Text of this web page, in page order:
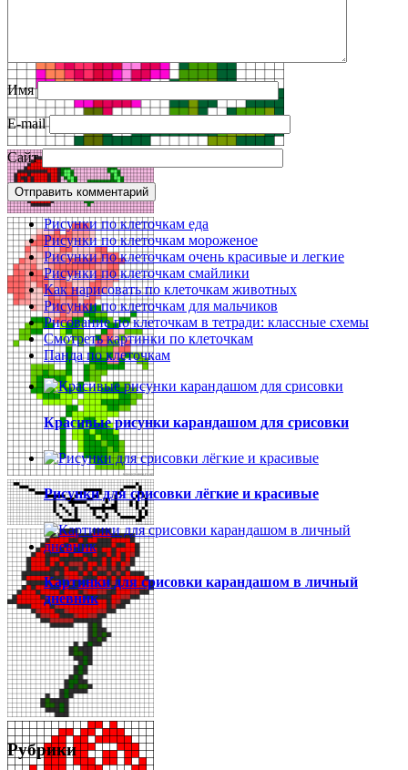
Имя
E-mail
Сайт
Рисунки по клеточкам еда
Рисунки по клеточкам мороженое
Рисунки по клеточкам очень красивые и легкие
Рисунки по клеточкам смайлики
Как нарисовать по клеточкам животных
Рисунки по клеточкам для мальчиков
Рисование по клеточкам в тетради: классные схемы
Смотреть картинки по клеточкам
Панда по клеточкам
Красивые рисунки карандашом для срисовки
Рисунки для срисовки лёгкие и красивые
Картинки для срисовки карандашом в личный
дневник
Рубрики